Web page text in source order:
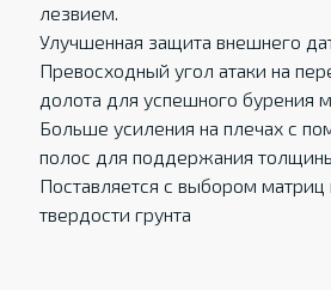
лезвием.
Улучшенная защита внешнего
Превосходный угол атаки на
долота для успешного бурения
Больше усиления на плечах с
полос для поддержания
Поставляется с выбором матриц
твердости грунта